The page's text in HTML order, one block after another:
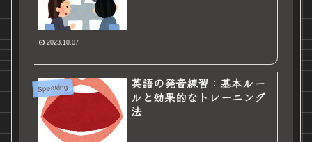
2023.10.07
Speaking
英語の発音練習：基本ルー
ルと効果的なトレーニング
法